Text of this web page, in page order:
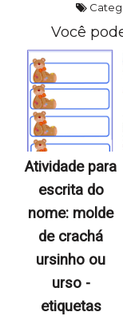
Você
Atividade para
escrita do
nome: molde
de crachá
ursinho ou
urso -
etiquetas